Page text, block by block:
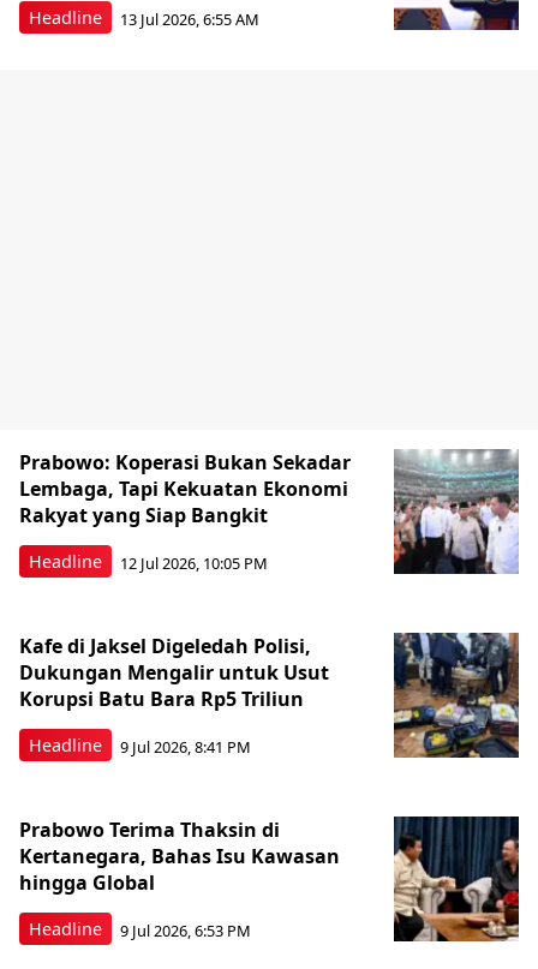
Headline 13 Jul 2026, 6:55 AM
Headline
Prabowo: Koperasi Bukan Sekadar
Lembaga, Tapi Kekuatan Ekonomi
Rakyat yang Siap Bangkit
12 Jul 2026, 10:05 PM
Headline
Kafe di Jaksel Digeledah Polisi,
Dukungan Mengalir untuk Usut
Korupsi Batu Bara Rp5 Triliun
9 Jul 2026, 8:41 PM
Headline
Prabowo Terima Thaksin di
Kertanegara, Bahas Isu Kawasan
hingga Global
9 Jul 2026, 6:53 PM